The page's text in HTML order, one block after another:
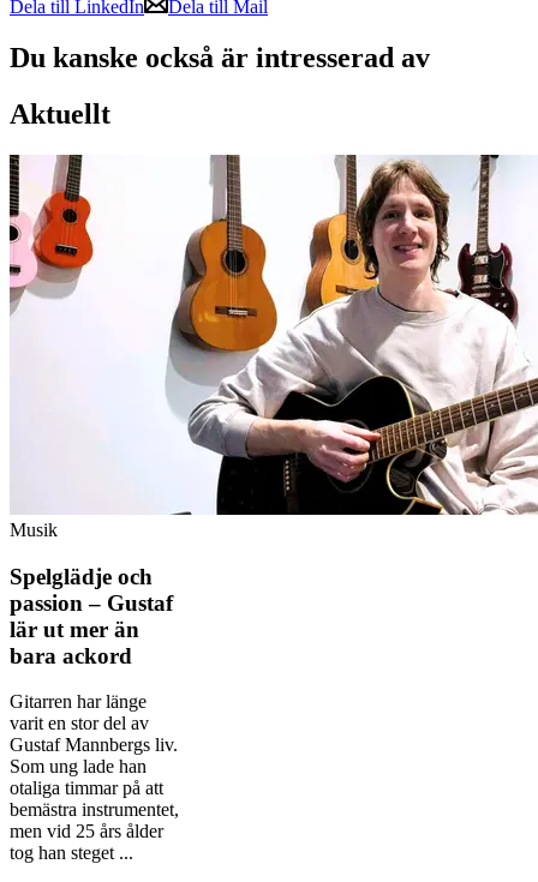
Dela till LinkedIn Dela till Mail
Du kanske också är intresserad av
Aktuellt
Musik
Spelglädje och
passion – Gustaf
lär ut mer än
bara ackord
Gitarren har länge
varit en stor del av
Gustaf Mannbergs liv.
Som ung lade han
otaliga timmar på att
bemästra instrumentet,
men vid 25 års ålder
tog han steget ...